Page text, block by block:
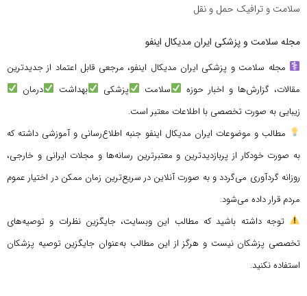
سلامت و ترافیک حمل و نقل
مجله سلامت و پزشکی ایران مدیکال اینفو
مجله سلامت و پزشکی ایران مدیکال اینفو، مرجعی قابل اعتماد از جدیدترین
مقالات، گزارش‌ها و اخبار حوزه
سلامت پزشکی بهداشت
درمان
زیبایی به صورت تخصصی با اطلاعات معتبر است.
مطالب و موضوعات ایران مدیکال اینفو جنبه اطلاع‌رسانی و آموزشی داشته که
به صورت خودکار از پربازدیدترین و معتبرترین رسانه‌ها و مجلات ایرانی و خارجی،
روزانه گردآوری می‌گردد و به صورت آنلاین در سریع‌ترین زمان ممکن در اختیار عموم
مردم قرار داده می‌شود.
توجه داشته باشید که مطالب این وبسایت، جایگزین نظرات و توصیه‌های
تخصصی پزشکان نیست و هرگز از این مطالب به‌عنوان جایگزین توصیه پزشکان
استفاده نکنید.